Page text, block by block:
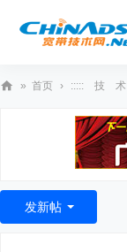
术
» 首页 › ::::: 技
发新帖